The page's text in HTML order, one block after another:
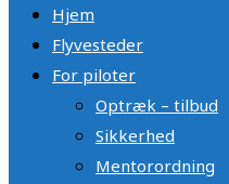
Hjem
Flyvesteder
For piloter
Optræk – tilbud
Sikkerhed
Mentorordning